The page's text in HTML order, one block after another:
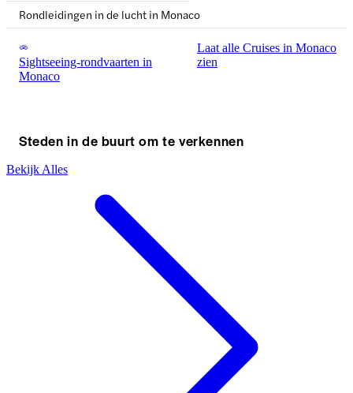
Rondleidingen in de lucht in Monaco
Sightseeing-rondvaarten in
Monaco
Laat alle Cruises in Monaco
zien
Steden in de buurt om te verkennen
Bekijk Alles